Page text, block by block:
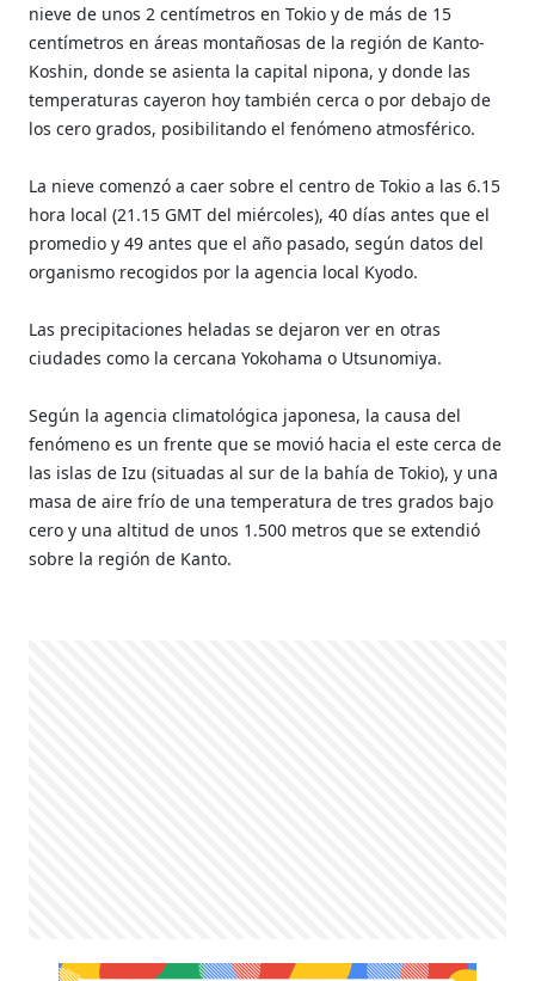
nieve de unos 2 centímetros en Tokio y de más de 15
centímetros en áreas montañosas de la región de Kanto-
Koshin, donde se asienta la capital nipona, y donde las
temperaturas cayeron hoy también cerca o por debajo de
los cero grados, posibilitando el fenómeno atmosférico.
La nieve comenzó a caer sobre el centro de Tokio a las 6.15
hora local (21.15 GMT del miércoles), 40 días antes que el
promedio y 49 antes que el año pasado, según datos del
organismo recogidos por la agencia local Kyodo.
Las precipitaciones heladas se dejaron ver en otras
ciudades como la cercana Yokohama o Utsunomiya.
Según la agencia climatológica japonesa, la causa del
fenómeno es un frente que se movió hacia el este cerca de
las islas de Izu (situadas al sur de la bahía de Tokio), y una
masa de aire frío de una temperatura de tres grados bajo
cero y una altitud de unos 1.500 metros que se extendió
sobre la región de Kanto.